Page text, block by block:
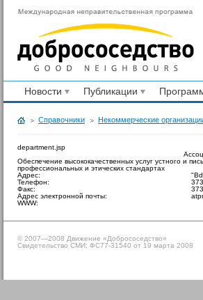
Новости Публикации
Справочники Некоммерческие
department.jsp
Обеспечение высококачественных услуг устного и
профессиональных и этических стандартах
Адрес:
Телефон:
Факс:
Адрес электронной почты:
WWW:
© 2007—2008 Движение «Добрососедство»
Свидетельство СМИ: ФС77-31540 от 19 марта 2008